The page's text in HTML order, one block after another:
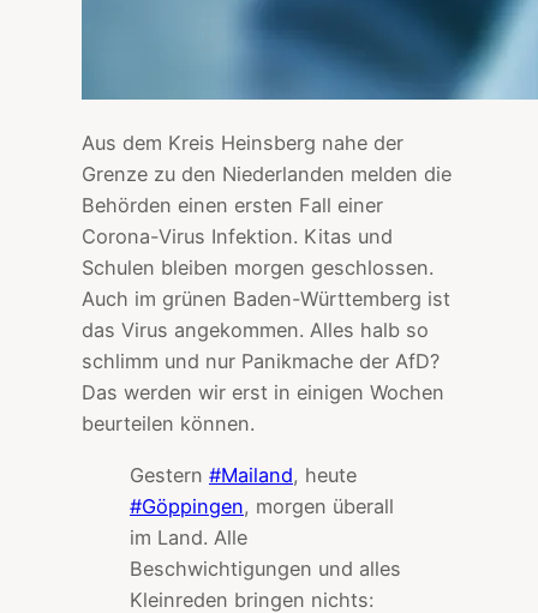
Aus dem Kreis Heinsberg nahe der
Grenze zu den Niederlanden melden die
Behörden einen ersten Fall einer
Corona-Virus Infektion. Kitas und
Schulen bleiben morgen geschlossen.
Auch im grünen Baden-Württemberg ist
das Virus angekommen. Alles halb so
schlimm und nur Panikmache der AfD?
Das werden wir erst in einigen Wochen
beurteilen können.
Gestern #Mailand, heute
#Göppingen, morgen überall
im Land. Alle
Beschwichtigungen und alles
Kleinreden bringen nichts: